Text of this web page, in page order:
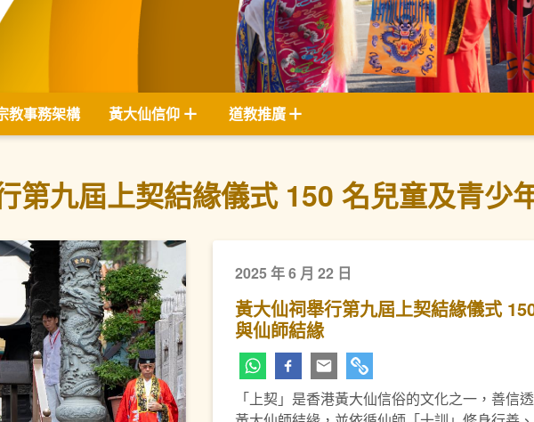
教事務架構 黃大仙信仰 道教推廣
第九屆上契結緣儀式 150 名兒童及青少
下一頁
2025 年 6 月 22 日
黃大仙祠舉行第九屆上契結緣儀式
與仙師結緣
「上契」是香港黃大仙信俗的文化之一，善信